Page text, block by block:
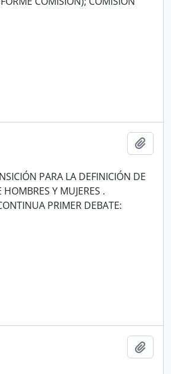
PARA LA DEFINICIÓN DE
Y MUJERES .
PRIMER DEBATE: